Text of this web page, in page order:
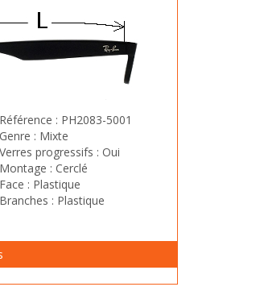
Référence : PH2083-5001
Genre : Mixte
Verres progressifs : Oui
Montage : Cerclé
Face : Plastique
Branches : Plastique